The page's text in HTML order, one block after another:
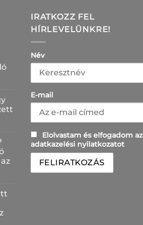
IRATKOZZ FEL
HÍRLEVELÜNKRE!
Név
E-mail
Elolvastam és elfogadom az
adatkazelési nyilatkozatot